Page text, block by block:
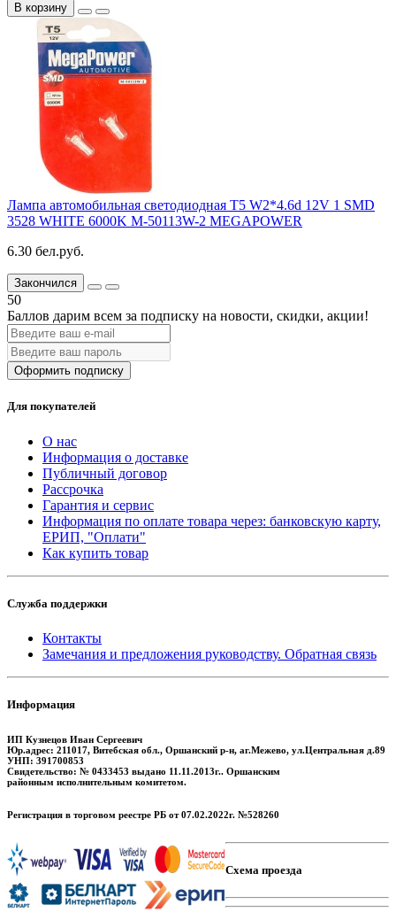
В корзину
Лампа автомобильная светодиодная T5 W2*4.6d 12V 1 SMD
3528 WHITE 6000K M-50113W-2 MEGAPOWER
6.30 бел.руб.
Закончился
50
Баллов дарим всем за подписку на новости, скидки, акции!
Оформить подписку
Для покупателей
О нас
Информация о доставке
Публичный договор
Рассрочка
Гарантия и сервис
Информация по оплате товара через: банковскую карту,
ЕРИП, "Оплати"
Как купить товар
Служба поддержки
Контакты
Замечания и предложения руководству. Обратная связь
Информация
ИП Кузнецов Иван Сергеевич
Юр.адрес: 211017, Витебская обл., Оршанский р-н, аг.Межево, ул.Центральная д.89
УНП: 391700853
Свидетельство: № 0433453 выдано 11.11.2013г.. Оршанским
районным исполнительным комитетом.
Регистрация в торговом реестре РБ от 07.02.2022г. №528260
Схема проезда